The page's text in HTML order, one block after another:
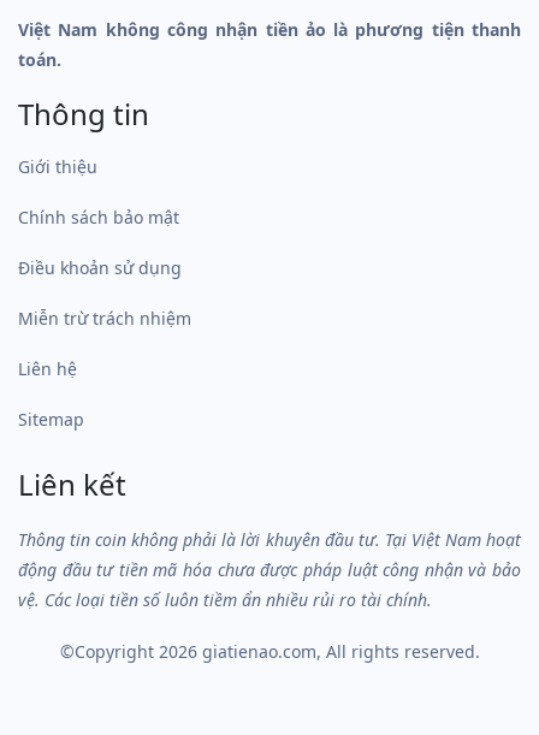
Việt Nam không công nhận tiền ảo là phương tiện thanh
toán.
Thông tin
Giới thiệu
Chính sách bảo mật
Điều khoản sử dụng
Miễn trừ trách nhiệm
Liên hệ
Sitemap
Liên kết
Thông tin coin không phải là lời khuyên đầu tư. Tại Việt Nam hoạt
động đầu tư tiền mã hóa chưa được pháp luật công nhận và bảo
vệ. Các loại tiền số luôn tiềm ẩn nhiều rủi ro tài chính.
©Copyright 2026 giatienao.com, All rights reserved.